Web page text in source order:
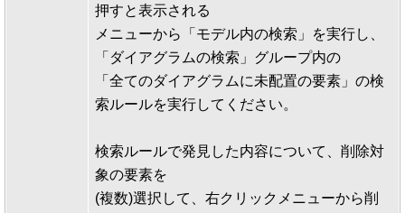
押すと表示される
メニューから「モデル内の検索」を実行し、
「ダイアグラムの検索」グループ内の
「全てのダイアグラムに未配置の要素」の検
索ルールを実行してください。
検索ルールで発見した内容について、削除対
象の要素を
(複数)選択して、右クリックメニューから削